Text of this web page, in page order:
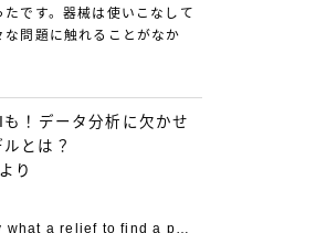
たです。器械は使いこなして
な問題に触れることがなか
！データ分析に欠かせ
とは？
より
what a relief to find a p…